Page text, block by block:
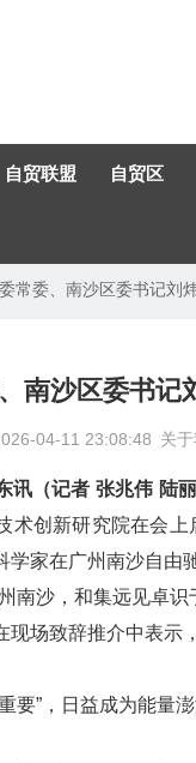
自贸联盟 自贸区
常委、南沙区委书记刘
南沙区委书记
04-11 23:08:48 关
讯（记者 张兆伟 陆丽
术创新研究院在会
学家在广州南沙自由
南沙，和集远见卓
场致辞推介中表示
要”，日益成为能量澎